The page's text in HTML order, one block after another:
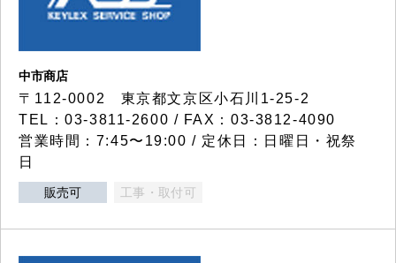
中市商店
〒112-0002 東京都文京区小石川1-25-2
TEL：03-3811-2600 / FAX：03-3812-4090
営業時間：7:45〜19:00 / 定休日：日曜日・祝祭
日
販売可 工事・取付可